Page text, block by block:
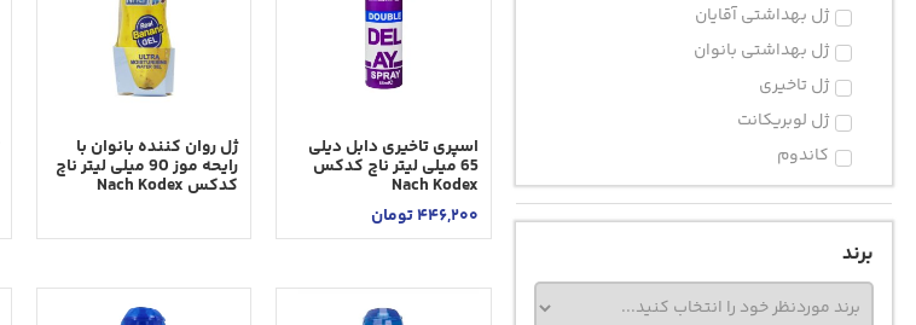
ژل بهداشتی آقایان
ژل بهداشتی بانوان
ژل تاخیری
ژل لوبریکانت
کاندوم
برند
اسپری تاخيری دابل ديلی
65 ميلی ليتر ناچ كدكس
Nach Kodex
446,200تومان
ژل روان كننده بانوان با
رایحه موز 90 ميلی ليتر ناچ
کدکس Nach Kodex